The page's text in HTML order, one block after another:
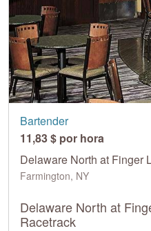
Bartender
11,83 $ por hora
Delaware North at Finger
Farmington, NY
Delaware North at
Racetrack